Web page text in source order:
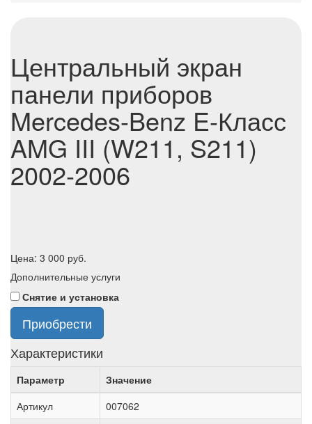
Центральный экран
панели приборов
Mercedes-Benz E-Класс
AMG III (W211, S211)
2002-2006
Цена: 3 000 руб.
Дополнительные услуги
Снятие и установка
Приобрести
Характеристики
Параметр
Значение
Артикул
007062